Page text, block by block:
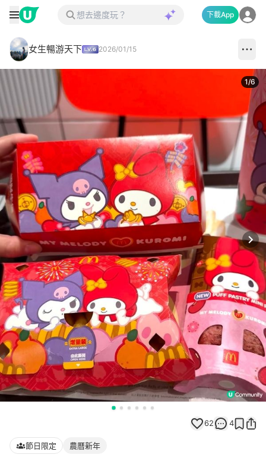
下載App
女生暢游天下 2026/01/15
1/6
62 4
節日限定 農曆新年